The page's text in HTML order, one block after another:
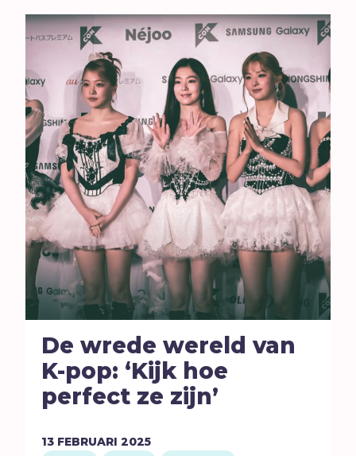
Religie
Schepping
Schoonheid
Seks
Sport
Stilte
T
Toekomst
Trouw
Twijfel
V
Verbond
Verdriet
Vergeving
Verlangen
Verleiding
Verslaving
Vervolging
De wrede wereld van
K-pop: ‘Kijk hoe
perfect ze zijn’
13 FEBRUARI 2025